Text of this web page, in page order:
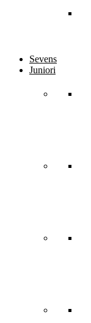
Sevens
Juniori